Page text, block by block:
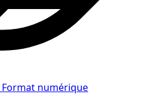
Format numérique